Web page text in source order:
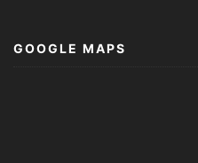
GOOGLE MAPS